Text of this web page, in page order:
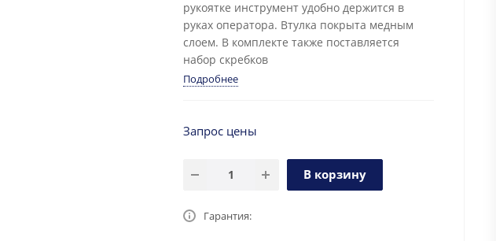
рукоятке инструмент удобно держится в
руках оператора. Втулка покрыта медным
слоем. В комплекте также поставляется
набор скребков
Подробнее
Запрос цены
В корзину
Гарантия: